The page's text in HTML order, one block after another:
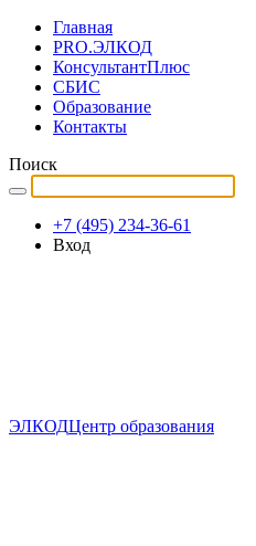
Главная
PRO.ЭЛКОД
КонсультантПлюс
СБИС
Образование
Контакты
Поиск
+7 (495) 234-36-61
Вход
ЭЛКОДЦентр образования